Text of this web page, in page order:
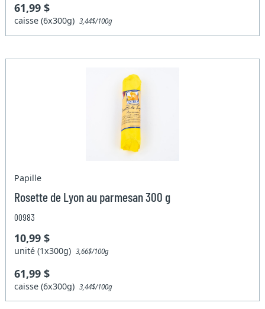
61,99 $
caisse (6x300g)3,44$/100g
Papille
Rosette de Lyon au parmesan 300 g
00983
10,99 $
unité (1x300g)3,66$/100g
61,99 $
caisse (6x300g)3,44$/100g